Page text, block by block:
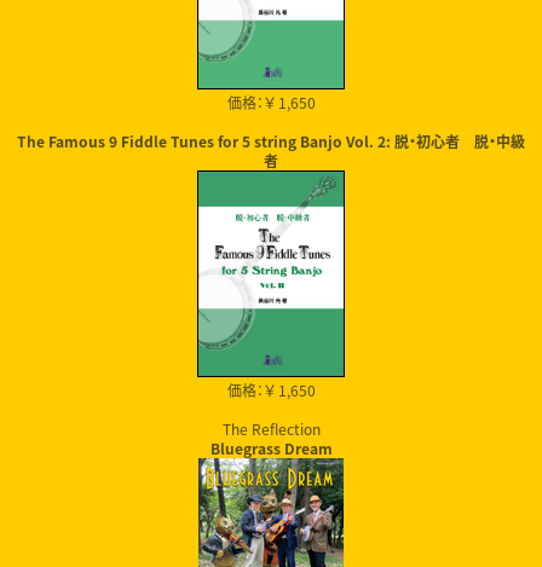
価格：￥ 1,650
The Famous 9 Fiddle Tunes for 5 string Banjo Vol. 2: 脱・初心者 脱・中級
者
価格：￥ 1,650
The Reflection
Bluegrass Dream